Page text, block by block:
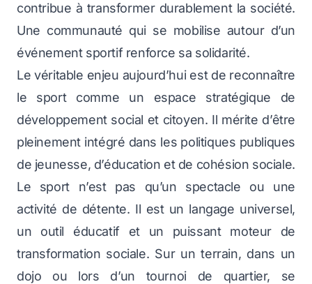
contribue à transformer durablement la société.
Une communauté qui se mobilise autour d’un
événement sportif renforce sa solidarité.
Le véritable enjeu aujourd’hui est de reconnaître
le sport comme un espace stratégique de
développement social et citoyen. Il mérite d’être
pleinement intégré dans les politiques publiques
de jeunesse, d’éducation et de cohésion sociale.
Le sport n’est pas qu’un spectacle ou une
activité de détente. Il est un langage universel,
un outil éducatif et un puissant moteur de
transformation sociale. Sur un terrain, dans un
dojo ou lors d’un tournoi de quartier, se